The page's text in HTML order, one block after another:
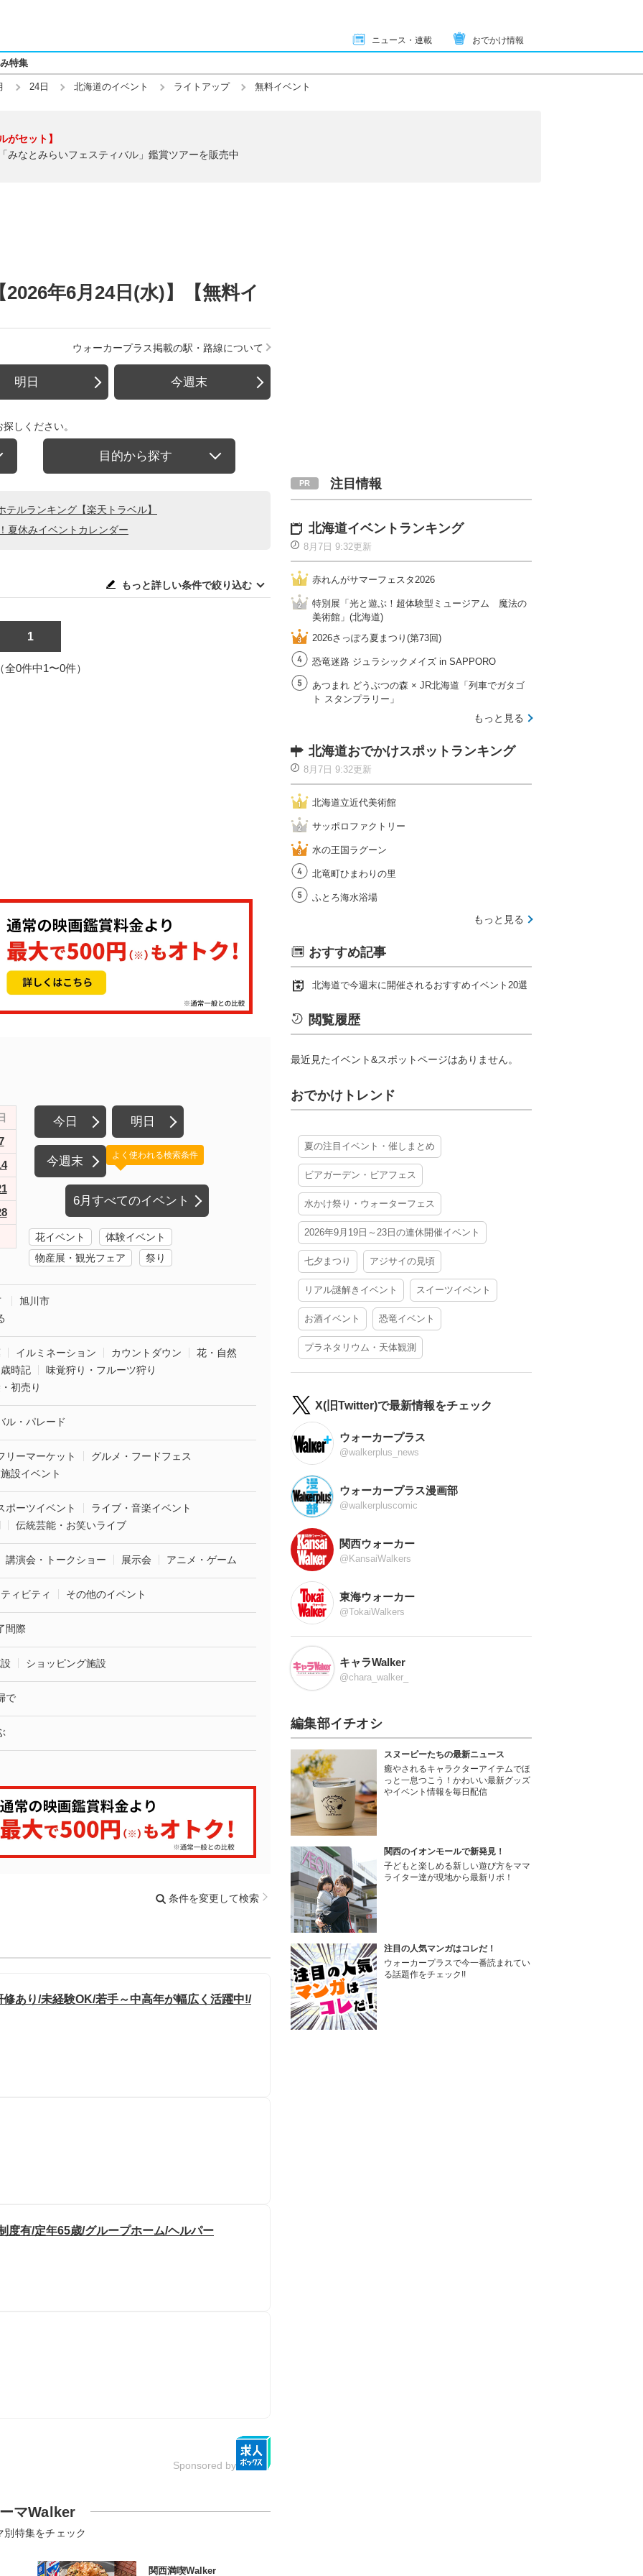
ニュース・連載 おでかけ情報
特集
24日 北海道のイベント ライトアップ 無料イベント
がセット】
みなとみらいフェスティバル」鑑賞ツアーを販売中
年6月24日(水)】【無料イ
ウォーカープラス掲載の駅・路線について
明日 今週末
しください。
目的から探す
ルランキング【楽天トラベル】
夏休みイベントカレンダー
もっと詳しい条件で絞り込む
1
全0件中1〜0件）
今日 明日
今週末
6月すべてのイベント
よく使われる検索条件
花イベント
体験イベント
物産展・観光フェア
祭り
旭川市
イルミネーション カウントダウン
花・自然
時記
味覚狩り・フルーツ狩り
初売り
ル・パレード
リーマーケット
グルメ・フードフェス
設イベント
ポーツイベント
ライブ・音楽イベント
伝統芸能・お笑いライブ
講演会・トークショー 展示会 アニメ・ゲーム
ィビティ その他のイベント
間際
ショッピング施設
で
条件を変更して検索
あり/未経験OK/若手～中高年が幅広く活躍中!/
度有/定年65歳/グループホーム/ヘルパー
Sponsored by
マWalker
別特集をチェック
関西満喫Walker
注目情報
北海道イベントランキング
8月7日 9:32更新
赤れんがサマーフェスタ2026
特別展「光と遊ぶ！超体験型ミュージアム 魔法の
美術館」(北海道)
2026さっぽろ夏まつり(第73回)
恐竜迷路 ジュラシックメイズ in SAPPORO
あつまれ どうぶつの森 × JR北海道「列車でガタゴ
ト スタンプラリー」
もっと見る
北海道おでかけスポットランキング
8月7日 9:32更新
北海道立近代美術館
サッポロファクトリー
水の王国ラグーン
北竜町ひまわりの里
ふとろ海水浴場
もっと見る
おすすめ記事
北海道で今週末に開催されるおすすめイベント20選
閲覧履歴
最近見たイベント&スポットページはありません。
おでかけトレンド
夏の注目イベント・催しまとめ
ビアガーデン・ビアフェス
水かけ祭り・ウォーターフェス
2026年9月19日～23日の連休開催イベント
七夕まつり アジサイの見頃
リアル謎解きイベント スイーツイベント
お酒イベント 恐竜イベント
プラネタリウム・天体観測
X(旧Twitter)で最新情報をチェック
ウォーカープラス
@walkerplus_news
ウォーカープラス漫画部
@walkerpluscomic
関西ウォーカー
@KansaiWalkers
東海ウォーカー
@TokaiWalkers
キャラWalker
@chara_walker_
編集部イチオシ
スヌーピーたちの最新ニュース
癒やされるキャラクターアイテムでほ
っと一息つこう！かわいい最新グッズ
やイベント情報を毎日配信
関西のイオンモールで新発見！
子どもと楽しめる新しい遊び方をママ
ライター達が現地から最新リポ！
注目の人気マンガはコレだ！
ウォーカープラスで今一番読まれてい
る話題作をチェック!!